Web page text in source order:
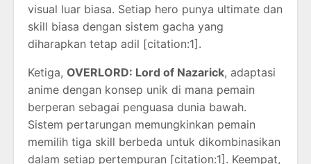
visual luar biasa. Setiap hero punya ultimate dan
skill biasa dengan sistem gacha yang
diharapkan tetap adil [citation:1].
Ketiga, OVERLORD: Lord of Nazarick, adaptasi
anime dengan konsep unik di mana pemain
berperan sebagai penguasa dunia bawah.
Sistem pertarungan memungkinkan pemain
memilih tiga skill berbeda untuk dikombinasikan
dalam setiap pertempuran [citation:1]. Keempat,